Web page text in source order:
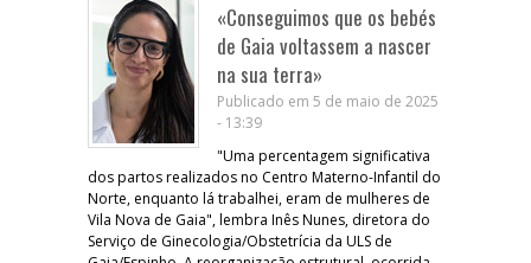
«Conseguimos que os bebés
de Gaia voltassem a nascer
na sua terra»
Publicado em 5 de maio de 2025
- 13:39
"Uma percentagem significativa
dos partos realizados no Centro Materno-Infantil do
Norte, enquanto lá trabalhei, eram de mulheres de
Vila Nova de Gaia", lembra Inês Nunes, diretora do
Serviço de Ginecologia/Obstetrícia da ULS de